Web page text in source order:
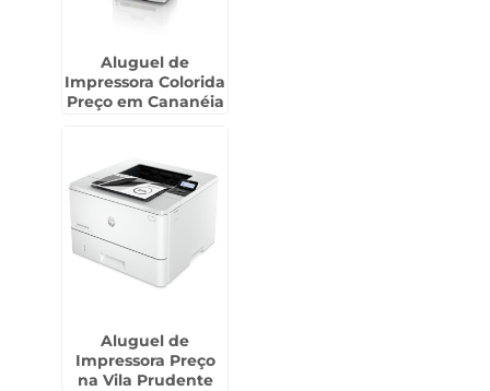
Aluguel de
Impressora Colorida
Preço em Cananéia
Aluguel de
Impressora Preço
na Vila Prudente